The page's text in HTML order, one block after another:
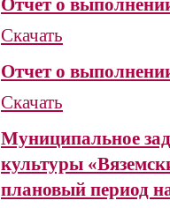
Скачать
Отчет о
Скачать
Муниципальное
культуры
плановый период